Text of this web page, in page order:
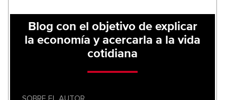
Blog con el objetivo de explicar
la economía y acercarla a la vida
cotidiana